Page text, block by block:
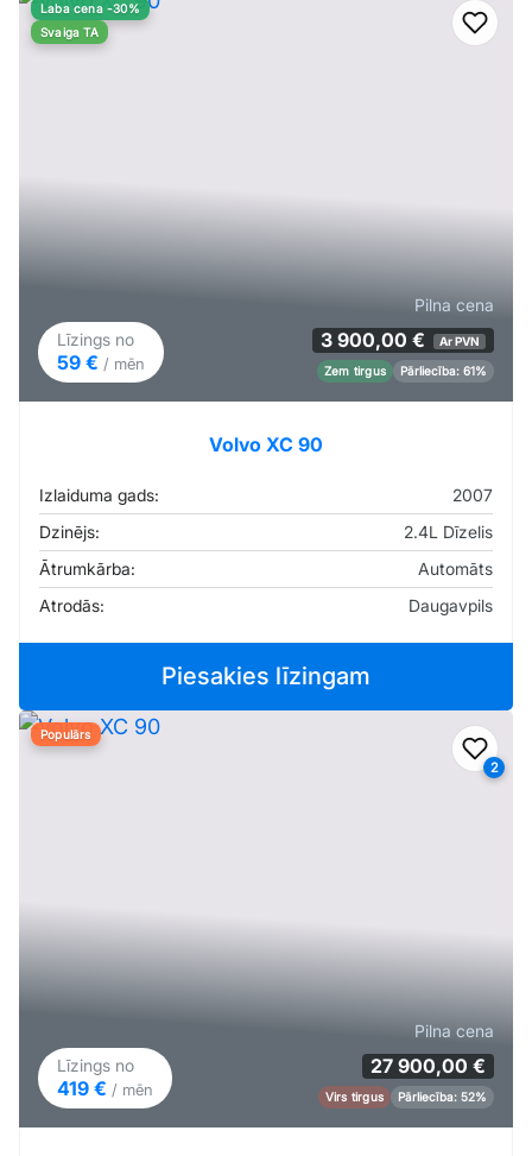
Laba cena -30%
Svaiga TA
Līzings no
59 € / mēn
Pilna cena
3 900,00 € Ar PVN
Zem tirgus Pārliecība: 61%
Volvo XC 90
Izlaiduma gads:
2007
Dzinējs:
2.4L Dīzelis
Ātrumkārba:
Automāts
Atrodās:
Daugavpils
Piesakies līzingam
2
Populārs
Līzings no
419 € / mēn
Pilna cena
27 900,00 €
Virs tirgus Pārliecība: 52%